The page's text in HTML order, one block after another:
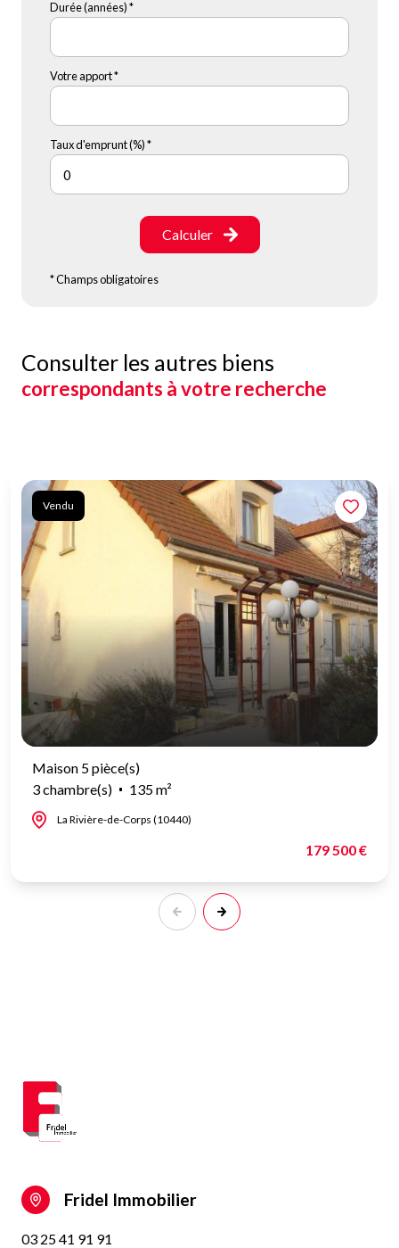
Durée (années) *
Votre apport *
Taux d'emprunt (%) *
Calculer
* Champs obligatoires
Consulter les autres biens
correspondants à votre recherche
Vendu
Maison 5 pièce(s)
3 chambre(s)
135 m²
La Rivière-de-Corps (10440)
179 500 €
Fridel Immobilier
03 25 41 91 91